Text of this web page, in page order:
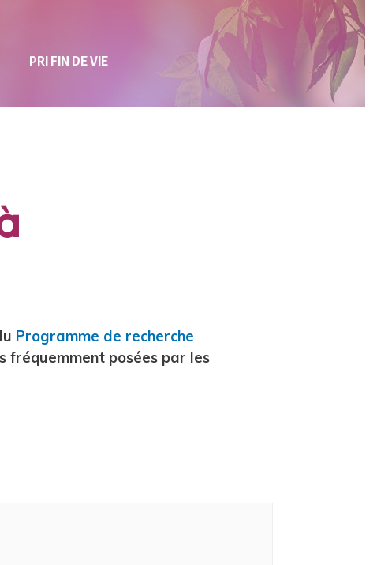
PRI FIN DE VIE
Programme de recherche
fréquemment posées par les